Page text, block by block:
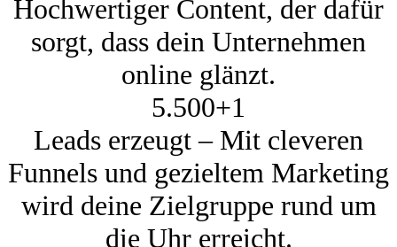
Hochwertiger Content, der dafür
sorgt, dass dein Unternehmen
online glänzt.
5.500+1
Leads erzeugt – Mit cleveren
Funnels und gezieltem Marketing
wird deine Zielgruppe rund um
die Uhr erreicht.